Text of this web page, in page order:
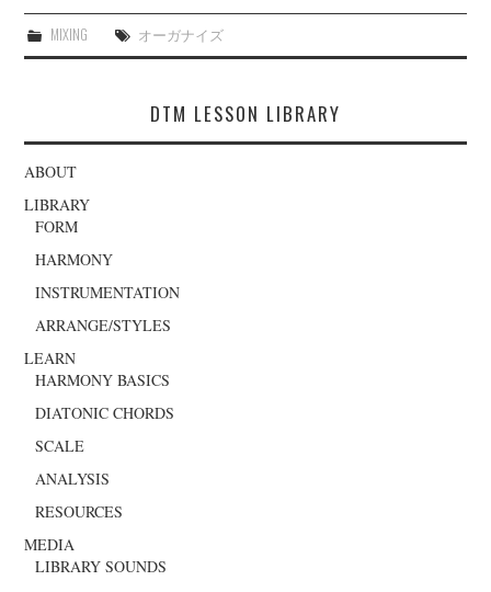
MIXING オーガナイズ
DTM LESSON LIBRARY
ABOUT
LIBRARY
FORM
HARMONY
INSTRUMENTATION
ARRANGE/STYLES
LEARN
HARMONY BASICS
DIATONIC CHORDS
SCALE
ANALYSIS
RESOURCES
MEDIA
LIBRARY SOUNDS